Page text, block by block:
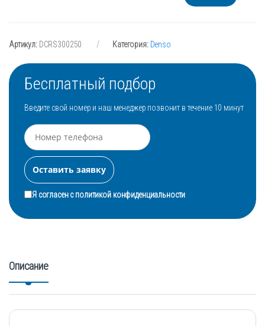
Артикул: DCRS300250 Категория: Denso
Бесплатный подбор
Введите свой номер и наш менеджер позвонит в течение 10 минут
Я согласен сполитикой конфиденциальности
Описание